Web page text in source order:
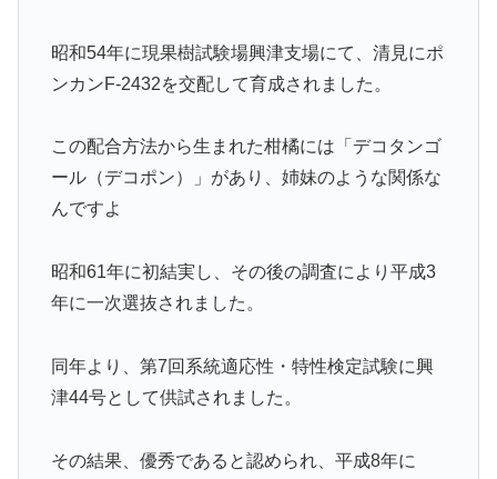
昭和54年に現果樹試験場興津支場にて、清見にポ
ンカンF-2432を交配して育成されました。
この配合方法から生まれた柑橘には「デコタンゴ
ール（デコポン）」があり、姉妹のような関係な
んですよ
昭和61年に初結実し、その後の調査により平成3
年に一次選抜されました。
同年より、第7回系統適応性・特性検定試験に興
津44号として供試されました。
その結果、優秀であると認められ、平成8年に